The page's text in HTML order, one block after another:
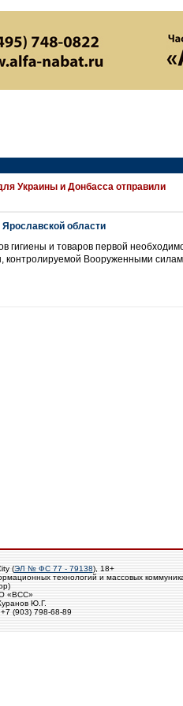
Украины и Донбасса отправили
области
гигиены и товаров первой
контролируемой Вооруженными
(ЭЛ № ФС 77 - 79138), 18+
технологий и массовых
«ВСС»
Ю.Г.
, +7 (903) 798-68-89